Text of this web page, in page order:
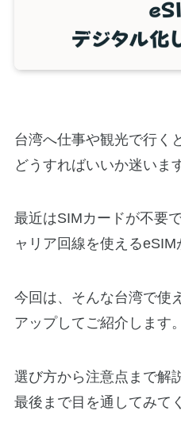
台湾へ仕事や観光で行く
どうすればいいか迷いま
最近はSIMカードが不要
ャリア回線を使えるeSIM
今回は、そんな台湾で使
アップしてご紹介します。
選び方から注意点まで解
最後まで目を通してみて